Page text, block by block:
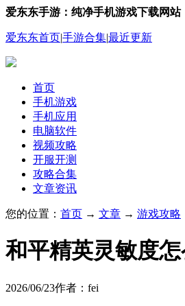
爱东东手游：纯净手机游戏下载网站
爱东东首页|手游合集|最近更新
首页
手机游戏
手机应用
电脑软件
视频攻略
开服开测
攻略合集
文章资讯
您的位置： 首页 → 文章 → 游戏攻略
和平精英灵敏度
2026/06/23作者：fei